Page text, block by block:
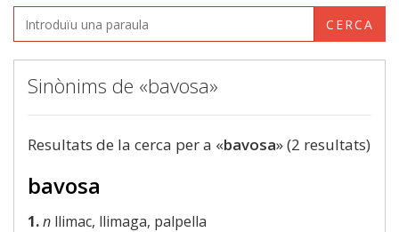
CERCA
Sinònims de «bavosa»
Resultats de la cerca per a «bavosa» (2 resultats)
bavosa
1.n llimac, llimaga, palpella